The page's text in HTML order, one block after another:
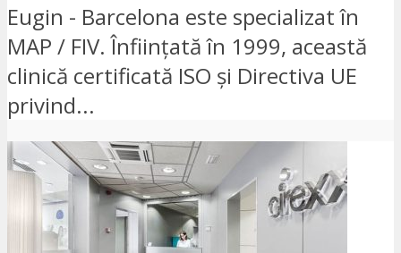
Eugin - Barcelona este specializat în
MAP / FIV. Înființată în 1999, această
clinică certificată ISO și Directiva UE
privind...